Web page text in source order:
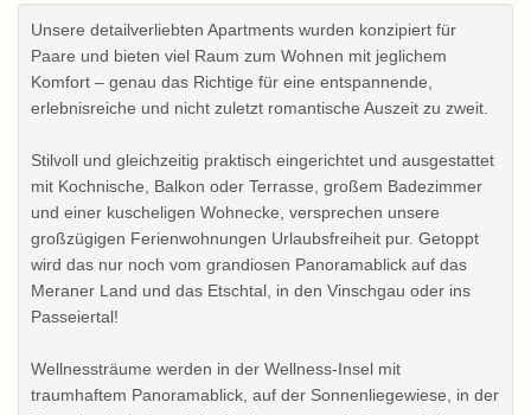
Unsere detailverliebten Apartments wurden konzipiert für
Paare und bieten viel Raum zum Wohnen mit jeglichem
Komfort – genau das Richtige für eine entspannende,
erlebnisreiche und nicht zuletzt romantische Auszeit zu zweit.
Stilvoll und gleichzeitig praktisch eingerichtet und ausgestattet
mit Kochnische, Balkon oder Terrasse, großem Badezimmer
und einer kuscheligen Wohnecke, versprechen unsere
großzügigen Ferienwohnungen Urlaubsfreiheit pur. Getoppt
wird das nur noch vom grandiosen Panoramablick auf das
Meraner Land und das Etschtal, in den Vinschgau oder ins
Passeiertal!
Wellnessträume werden in der Wellness-Insel mit
traumhaftem Panoramablick, auf der Sonnenliegewiese, in der